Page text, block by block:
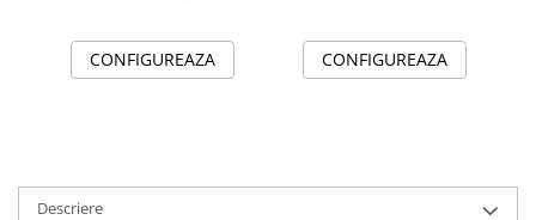
CONFIGUREAZA CONFIGUREAZA
Descriere